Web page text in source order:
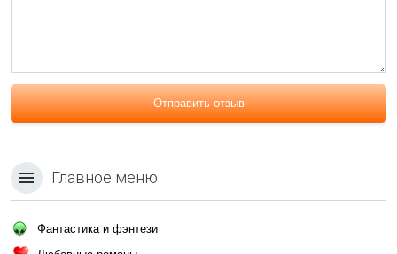
Отправить отзыв
Главное меню
Фантастика и фэнтези